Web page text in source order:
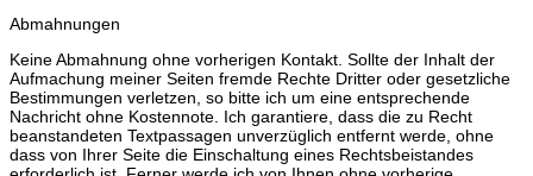
Abmahnungen
Keine Abmahnung ohne vorherigen Kontakt. Sollte der Inhalt der
Aufmachung meiner Seiten fremde Rechte Dritter oder gesetzliche
Bestimmungen verletzen, so bitte ich um eine entsprechende
Nachricht ohne Kostennote. Ich garantiere, dass die zu Recht
beanstandeten Textpassagen unverzüglich entfernt werde, ohne
dass von Ihrer Seite die Einschaltung eines Rechtsbeistandes